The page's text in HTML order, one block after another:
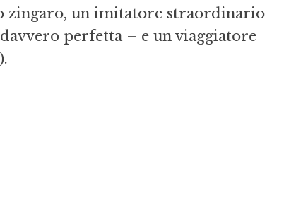
zingaro, un imitatore straordinario
perfetta – e un viaggiatore